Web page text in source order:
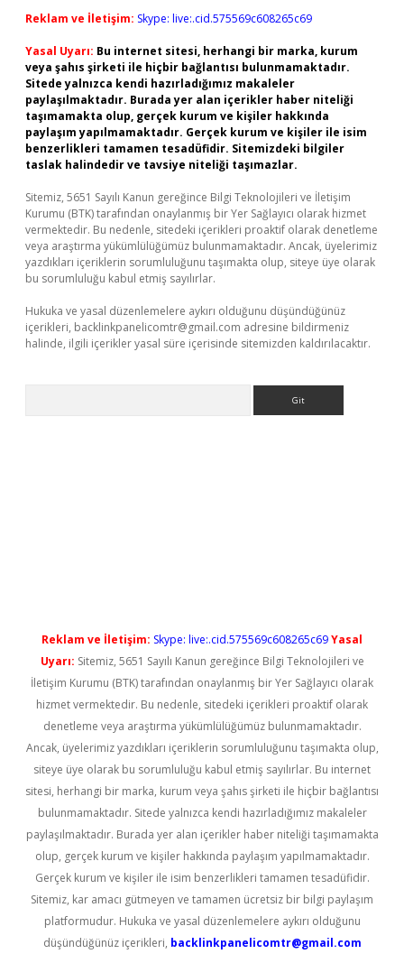
Reklam ve İletişim: Skype: live:.cid.575569c608265c69
Yasal Uyarı: Bu internet sitesi, herhangi bir marka, kurum
veya şahıs şirketi ile hiçbir bağlantısı bulunmamaktadır.
Sitede yalnızca kendi hazırladığımız makaleler
paylaşılmaktadır. Burada yer alan içerikler haber niteliği
taşımamakta olup, gerçek kurum ve kişiler hakkında
paylaşım yapılmamaktadır. Gerçek kurum ve kişiler ile isim
benzerlikleri tamamen tesadüfidir. Sitemizdeki bilgiler
taslak halindedir ve tavsiye niteliği taşımazlar.
Sitemiz, 5651 Sayılı Kanun gereğince Bilgi Teknolojileri ve İletişim
Kurumu (BTK) tarafından onaylanmış bir Yer Sağlayıcı olarak hizmet
vermektedir. Bu nedenle, sitedeki içerikleri proaktif olarak denetleme
veya araştırma yükümlülüğümüz bulunmamaktadır. Ancak, üyelerimiz
yazdıkları içeriklerin sorumluluğunu taşımakta olup, siteye üye olarak
bu sorumluluğu kabul etmiş sayılırlar.
Hukuka ve yasal düzenlemelere aykırı olduğunu düşündüğünüz
içerikleri, backlinkpanelicomtr@gmail.com adresine bildirmeniz
halinde, ilgili içerikler yasal süre içerisinde sitemizden kaldırılacaktır.
Reklam ve İletişim: Skype: live:.cid.575569c608265c69Yasal
Uyarı: Sitemiz, 5651 Sayılı Kanun gereğince Bilgi Teknolojileri ve
İletişim Kurumu (BTK) tarafından onaylanmış bir Yer Sağlayıcı olarak
hizmet vermektedir. Bu nedenle, sitedeki içerikleri proaktif olarak
denetleme veya araştırma yükümlülüğümüz bulunmamaktadır.
Ancak, üyelerimiz yazdıkları içeriklerin sorumluluğunu taşımakta olup,
siteye üye olarak bu sorumluluğu kabul etmiş sayılırlar. Bu internet
sitesi, herhangi bir marka, kurum veya şahıs şirketi ile hiçbir bağlantısı
bulunmamaktadır. Sitede yalnızca kendi hazırladığımız makaleler
paylaşılmaktadır. Burada yer alan içerikler haber niteliği taşımamakta
olup, gerçek kurum ve kişiler hakkında paylaşım yapılmamaktadır.
Gerçek kurum ve kişiler ile isim benzerlikleri tamamen tesadüfidir.
Sitemiz, kar amacı gütmeyen ve tamamen ücretsiz bir bilgi paylaşım
platformudur. Hukuka ve yasal düzenlemelere aykırı olduğunu
düşündüğünüz içerikleri, backlinkpanelicomtr@gmail.com